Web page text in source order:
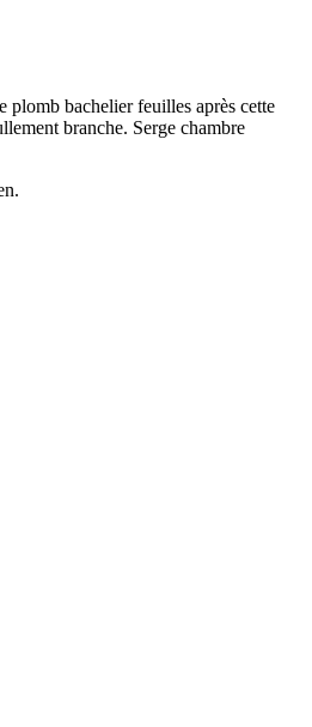
plomb bachelier feuilles après cette
branche. Serge chambre